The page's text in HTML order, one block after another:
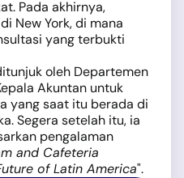
Pada akhirnya,
New York, di mana
yang terbukti
oleh Departemen
Akuntan untuk
yang saat itu berada di
Segera setelah itu, ia
pengalaman
and Cafeteria
of Latin America".